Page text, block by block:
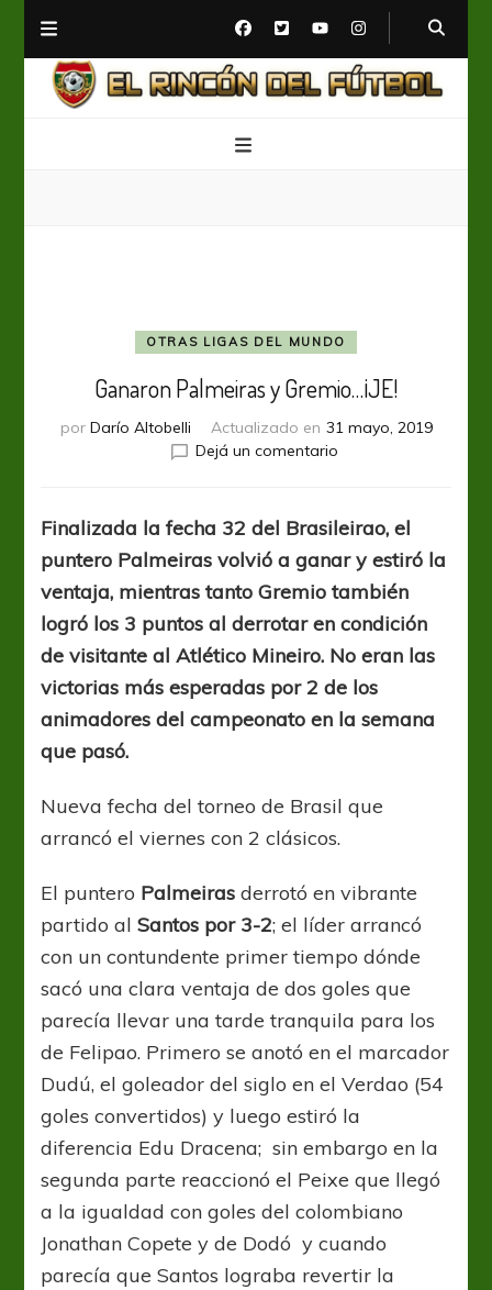
OTRAS LIGAS DEL MUNDO
Ganaron Palmeiras y Gremio…¡JE!
por Darío Altobelli Actualizado en 31 mayo, 2019
Dejá un comentarioen
y
Gremio…
¡JE!
Finalizada la fecha 32 del Brasileirao, el
puntero Palmeiras volvió a ganar y estiró la
ventaja, mientras tanto Gremio también
logró los 3 puntos al derrotar en condición
de visitante al Atlético Mineiro. No eran las
victorias más esperadas por 2 de los
animadores del campeonato en la semana
que pasó.
Nueva fecha del torneo de Brasil que
arrancó el viernes con 2 clásicos.
El puntero Palmeiras derrotó en vibrante
partido al Santos por 3-2; el líder arrancó
con un contundente primer tiempo dónde
sacó una clara ventaja de dos goles que
parecía llevar una tarde tranquila para los
de Felipao. Primero se anotó en el marcador
Dudú, el goleador del siglo en el Verdao (54
goles convertidos) y luego estiró la
diferencia Edu Dracena; sin embargo en la
segunda parte reaccionó el Peixe que llegó
a la igualdad con goles del colombiano
Jonathan Copete y de Dodó y cuando
parecía que Santos lograba revertir la